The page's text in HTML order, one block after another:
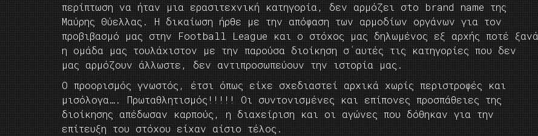
περίπτωση να ήταν μια ερασιτεχνική κατηγορία, δεν αρμόζει σtο brand name της
Μαύρης Θύελλας. Η δικαίωση ήρθε με την απόφαση των αρμοδίων οργάνων για τον
προβιβασμό μας στην Football League και ο στόχος μας δηλωμένος εξ αρχής ποτέ ξανά
η ομάδα μας τουλάχιστον με την παρούσα διοίκηση σ΄αυτές τις κατηγορίες που δεν
μας αρμόζουν άλλωστε, δεν αντιπροσωπεύουν την ιστορία μας.
Ο προορισμός γνωστός, έτσι όπως είχε σχεδιαστεί αρχικά χωρίς περιστροφές και
μισόλογα…. Πρωταθλητισμός!!!!! Οι συντονισμένες και επίπονες προσπάθειες της
διοίκησης απέδωσαν καρπούς, η διαχείριση και οι αγώνες που δόθηκαν για την
επίτευξη του στόχου είχαν αίσιο τέλος.